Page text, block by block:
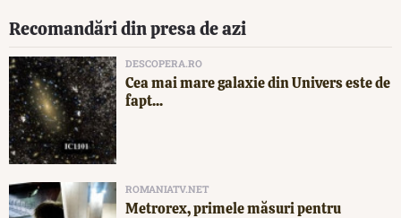
Recomandări din presa de azi
DESCOPERA.RO
Cea mai mare galaxie din Univers este de
fapt...
ROMANIATV.NET
Metrorex, primele măsuri pentru